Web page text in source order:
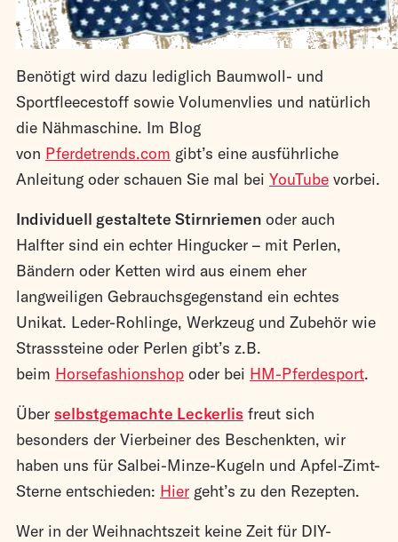
Benötigt wird dazu lediglich Baumwoll- und
Sportfleecestoff sowie Volumenvlies und natürlich
die Nähmaschine. Im Blog
von Pferdetrends.com gibt’s eine ausführliche
Anleitung oder schauen Sie mal bei YouTube vorbei.
Individuell gestaltete Stirnriemen oder auch
Halfter sind ein echter Hingucker – mit Perlen,
Bändern oder Ketten wird aus einem eher
langweiligen Gebrauchsgegenstand ein echtes
Unikat. Leder-Rohlinge, Werkzeug und Zubehör wie
Strasssteine oder Perlen gibt’s z.B.
beim Horsefashionshop oder bei HM-Pferdesport.
Über selbstgemachte Leckerlis freut sich
besonders der Vierbeiner des Beschenkten, wir
haben uns für Salbei-Minze-Kugeln und Apfel-Zimt-
Sterne entschieden: Hier geht’s zu den Rezepten.
Wer in der Weihnachtszeit keine Zeit für DIY-